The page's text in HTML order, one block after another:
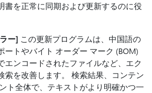
書を正常に同期および更新するのに役
ー] この更新プログラムは、中国語の
ートやバイト オーダー マーク (BOM)
エンコードされたファイルなど、エク
索を改善します。 検索結果、コンテン
ト全体で、テキストがより明確かつ一